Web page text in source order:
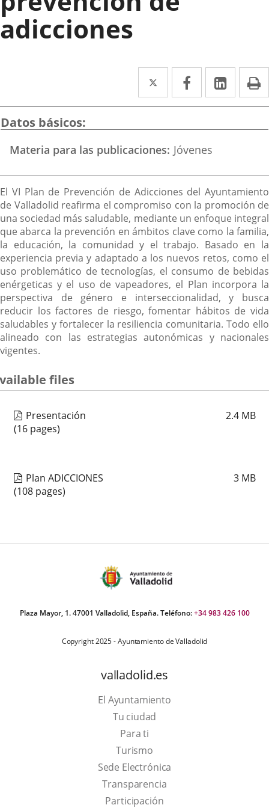
adicciones
Twitter
Enlace
a
externa.
Facebook
Enlace
a
externa.
Enlace
a
Datos básicos
Materia para las publicaciones Jóvenes
Descripción
El VI Plan de Prevención de Adicciones del Ayuntamiento
de Valladolid reafirma el compromiso con la promoción de
una sociedad más saludable, mediante un enfoque integral
que abarca la prevención en ámbitos clave como la familia,
la educación, la comunidad y el trabajo. Basado en la
experiencia previa y adaptado a los nuevos retos, como el
uso problemático de tecnologías, el consumo de bebidas
enérgeticas y el uso de vapeadores, el Plan incorpora la
perspectiva de género e interseccionalidad, y busca
reducir los factores de riesgo, fomentar hábitos de vida
saludables y fortalecer la resiliencia comunitaria. Todo ello
alineado con las estrategias autonómicas y nacionales
vigentes.
files
Presentación 2.4 MB
(16 pages)
Plan ADICCIONES 3 MB
(108 pages)
Plaza Mayor, 1. 47001 Valladolid, España. Teléfono:+34 983 426 100
Copyright 2025 - Ayuntamiento de Valladolid
valladolid.es
El Ayuntamiento
Tu ciudad
Para ti
TurismoThis
link
will
open
Sede Electrónica
Transparencia
Participación